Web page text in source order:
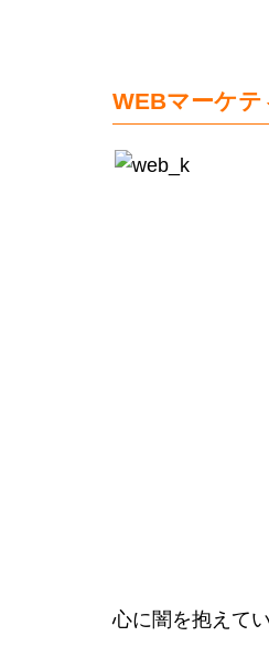
WEBマーケ
心に闇を抱えて